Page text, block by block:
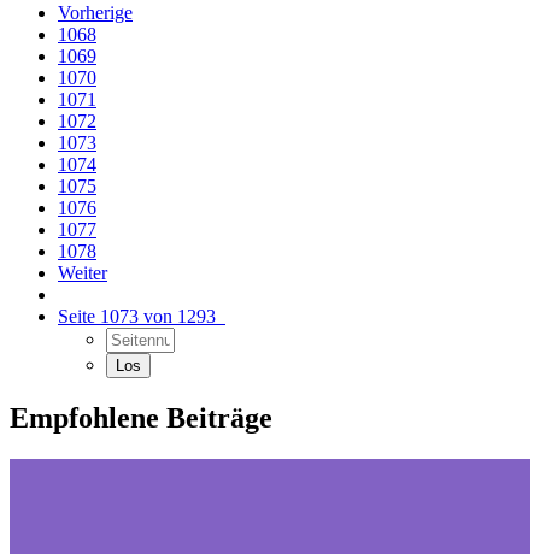
Vorherige
1068
1069
1070
1071
1072
1073
1074
1075
1076
1077
1078
Weiter
Seite 1073 von 1293
Empfohlene Beiträge